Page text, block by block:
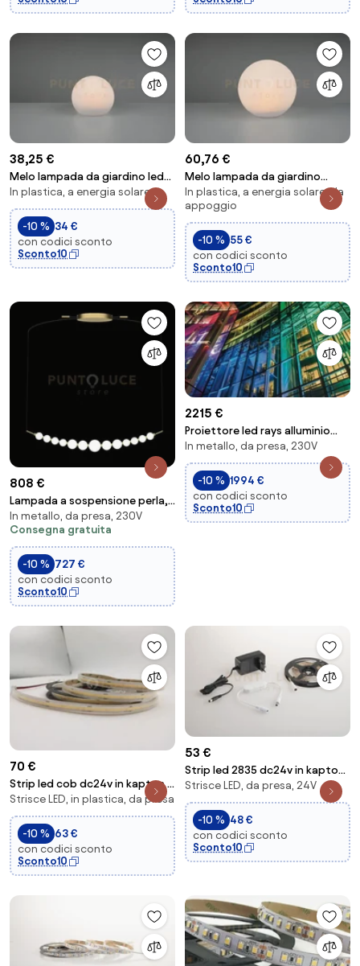
38,25 €
Melo lampada da giardino led
0,5w 30lm, 3000k con
picchetto solare ...
In plastica, a energia solare
-10 % 34 €
con codici sconto
Sconto10
60,76 €
Melo lampada da giardino
grande led 0,5w 30lm, 3000k
con picchetto ...
In plastica, a energia solare, da
appoggio
-10 % 55 €
con codici sconto
Sconto10
808 €
Lampada a sospensione perla,
oro, 13 sfere, led 32 watt,
lumen 2720...
In metallo, da presa, 230V
Consegna gratuita
-10 % 727 €
con codici sconto
Sconto10
2215 €
Proiettore led rays alluminio
144w rgb ip65 40x32x29cm
In metallo, da presa, 230V
-10 % 1994 €
con codici sconto
Sconto10
70 €
Strip led cob dc24v in kapton e
silicone 480 led per mt 16w per
mt ...
Strisce LED, in plastica, da presa
-10 % 63 €
con codici sconto
Sconto10
53 €
Strip led 2835 dc24v in kapton
60 led per mt 8w per mt 380lm
per mt...
Strisce LED, da presa, 24V
-10 % 48 €
con codici sconto
Sconto10